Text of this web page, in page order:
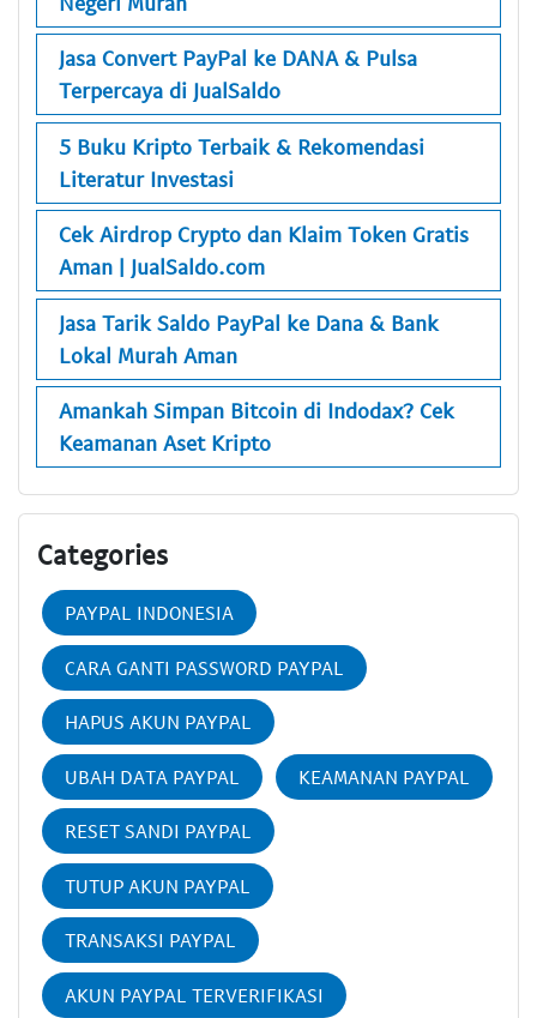
Jasa Convert PayPal ke DANA & Pulsa
Terpercaya di JualSaldo
5 Buku Kripto Terbaik & Rekomendasi
Literatur Investasi
Cek Airdrop Crypto dan Klaim Token Gratis
Aman | JualSaldo.com
Jasa Tarik Saldo PayPal ke Dana & Bank
Lokal Murah Aman
Amankah Simpan Bitcoin di Indodax? Cek
Keamanan Aset Kripto
Categories
PAYPAL INDONESIA
CARA GANTI PASSWORD PAYPAL
HAPUS AKUN PAYPAL
UBAH DATA PAYPAL KEAMANAN PAYPAL
RESET SANDI PAYPAL
TUTUP AKUN PAYPAL
TRANSAKSI PAYPAL
AKUN PAYPAL TERVERIFIKASI